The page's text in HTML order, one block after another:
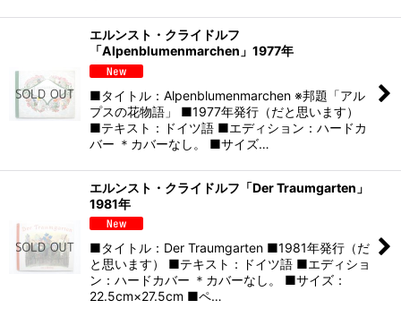
エルンスト・クライドルフ
「Alpenblumenmarchen」1977年
■タイトル：Alpenblumenmarchen ※邦題「アル
プスの花物語」 ■1977年発行（だと思います）
■テキスト：ドイツ語 ■エディション：ハードカ
バー ＊カバーなし。 ■サイズ…
エルンスト・クライドルフ「Der Traumgarten」
1981年
■タイトル：Der Traumgarten ■1981年発行（だ
と思います） ■テキスト：ドイツ語 ■エディショ
ン：ハードカバー ＊カバーなし。 ■サイズ：
22.5cm×27.5cm ■ペ…